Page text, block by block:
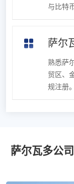
与比特
萨尔
熟悉萨
贸区、
规注册。
萨尔瓦多公